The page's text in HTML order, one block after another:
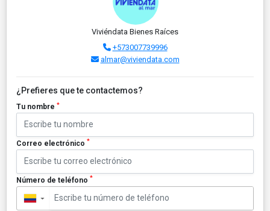
Viviéndata Bienes Raíces
+573007739996
almar@viviendata.com
¿Prefieres que te contactemos?
Tu nombre *
Correo electrónico *
Número de teléfono *
▼